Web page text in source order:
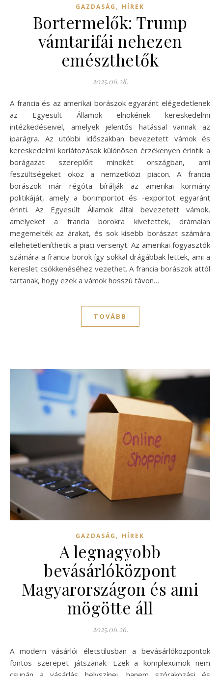
GAZDASÁG , HÍREK
Bortermelők: Trump
vámtarifái nehezen
emészthetők
2025.06.28.
A francia és az amerikai borászok egyaránt elégedetlenek
az Egyesült Államok elnökének kereskedelmi
intézkedéseivel, amelyek jelentős hatással vannak az
iparágra. Az utóbbi időszakban bevezetett vámok és
kereskedelmi korlátozások különösen érzékenyen érintik a
borágazat szereplőit mindkét országban, ami
feszültségeket okoz a nemzetközi piacon. A francia
borászok már régóta bírálják az amerikai kormány
politikáját, amely a borimportot és -exportot egyaránt
érinti. Az Egyesült Államok által bevezetett vámok,
amelyeket a francia borokra kivetettek, drámaian
megemelték az árakat, és sok kisebb borászat számára
ellehetetleníthetik a piaci versenyt. Az amerikai fogyasztók
számára a francia borok így sokkal drágábbak lettek, ami a
kereslet csökkenéséhez vezethet. A francia borászok attól
tartanak, hogy ezek a vámok hosszú távon…
TOVÁBB
GAZDASÁG , HÍREK
A legnagyobb
bevásárlóközpont
Magyarországon és ami
mögötte áll
2025.06.26.
A modern vásárlói életstílusban a bevásárlóközpontok
fontos szerepet játszanak. Ezek a komplexumok nem